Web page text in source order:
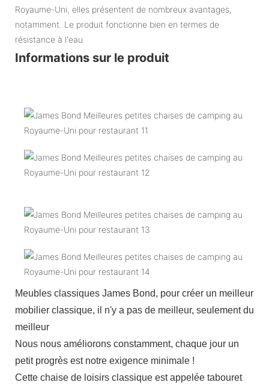
Royaume-Uni, elles présentent de nombreux avantages,
notamment. Le produit fonctionne bien en termes de
résistance à l'eau
Informations sur le produit
Meubles classiques James Bond, pour créer un meilleur
mobilier classique, il n'y a pas de meilleur, seulement du
meilleur
Nous nous améliorons constamment, chaque jour un
petit progrès est notre exigence minimale !
Cette chaise de loisirs classique est appelée tabouret